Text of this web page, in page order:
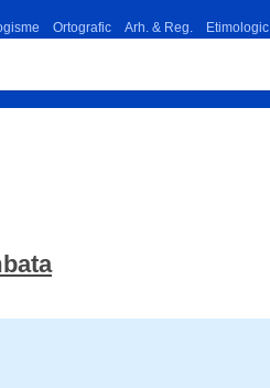
Ortografic Arh. & Reg. Etimologic